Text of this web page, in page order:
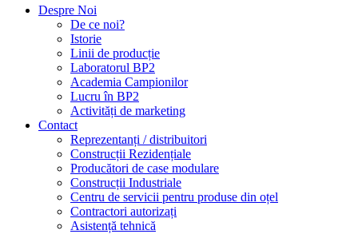
Despre Noi
De ce noi?
Istorie
Linii de producție
Laboratorul BP2
Academia Campionilor
Lucru în BP2
Activități de marketing
Contact
Reprezentanți / distribuitori
Construcții Rezidențiale
Producători de case modulare
Construcții Industriale
Centru de servicii pentru produse din oțel
Contractori autorizați
Asistență tehnică